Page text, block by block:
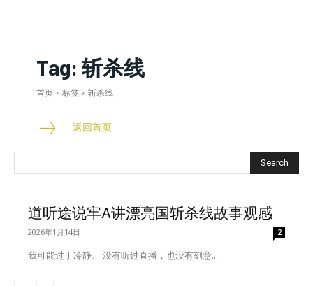
Tag: 斩杀线
首页 标签 斩杀线
返回首页
Search
道听途说牢A讲漂亮国斩杀线故事观感
2026年1月14日 2
我可能过于冷静。 没有听过直播，也没有刻意...